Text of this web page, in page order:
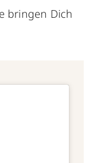
bringen Dich